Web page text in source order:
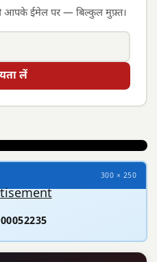
आपके ईमेल पर — बिल्कुल मुफ़्त।
लें
300 × 250